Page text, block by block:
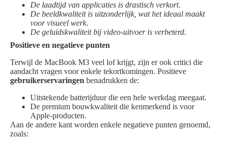
De laadtijd van applicaties is drastisch verkort.
De beeldkwaliteit is uitzonderlijk, wat het ideaal maakt
voor visueel werk.
De geluidskwaliteit bij video-uitvoer is verbeterd.
Positieve en negatieve punten
Terwijl de MacBook M3 veel lof krijgt, zijn er ook critici die
aandacht vragen voor enkele tekortkomingen. Positieve
gebruikerservaringen benadrukken de:
Uitstekende batterijduur die een hele werkdag meegaat.
De premium bouwkwaliteit die kenmerkend is voor
Apple-producten.
Aan de andere kant worden enkele negatieve punten genoemd,
zoals: